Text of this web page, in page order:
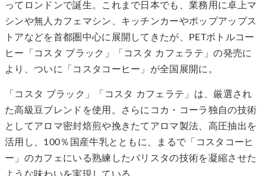
ってロンドンで誕生。これまで日本でも、業務用に卓上マ
シンや無人カフェマシン、キッチンカーやポップアップス
トアなどを首都圏中心に展開してきたが、PETボトルコー
ヒー「コスタ ブラック」「コスタ カフェラテ」の発売に
より、ついに「コスタコーヒー」が全国展開に。
「コスタ ブラック」「コスタ カフェラテ」は、厳選され
た高級豆ブレンドを使用。さらにコカ・コーラ独自の技術
としてアロマ密封焙煎や挽きたてアロマ製法、高圧抽出を
活用し、100％国産牛乳とともに、まるで「コスタコーヒ
ー」のカフェにいる熟練したバリスタの技術を凝縮させた
ような味わいを実現している。